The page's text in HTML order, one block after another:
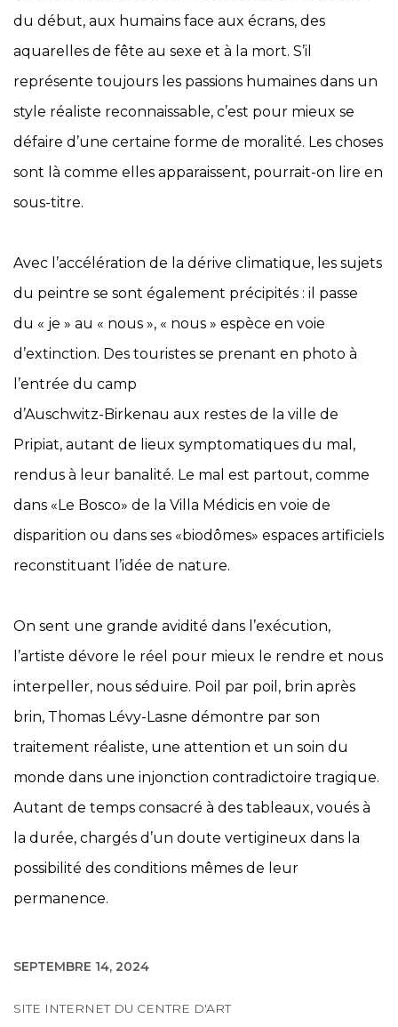
du début, aux humains face aux écrans, des
aquarelles de fête au sexe et à la mort. S’il
représente toujours les passions humaines dans un
style réaliste reconnaissable, c’est pour mieux se
défaire d’une certaine forme de moralité. Les choses
sont là comme elles apparaissent, pourrait-on lire en
sous-titre.
Avec l’accélération de la dérive climatique, les sujets
du peintre se sont également précipités : il passe
du « je » au « nous », « nous » espèce en voie
d’extinction. Des touristes se prenant en photo à
l’entrée du camp
d’Auschwitz-Birkenau aux restes de la ville de
Pripiat, autant de lieux symptomatiques du mal,
rendus à leur banalité. Le mal est partout, comme
dans «Le Bosco» de la Villa Médicis en voie de
disparition ou dans ses «biodômes» espaces artificiels
reconstituant l’idée de nature.
On sent une grande avidité dans l’exécution,
l’artiste dévore le réel pour mieux le rendre et nous
interpeller, nous séduire. Poil par poil, brin après
brin, Thomas Lévy-Lasne démontre par son
traitement réaliste, une attention et un soin du
monde dans une injonction contradictoire tragique.
Autant de temps consacré à des tableaux, voués à
la durée, chargés d’un doute vertigineux dans la
possibilité des conditions mêmes de leur
permanence.
SEPTEMBRE 14, 2024
SITE INTERNET DU CENTRE D'ART